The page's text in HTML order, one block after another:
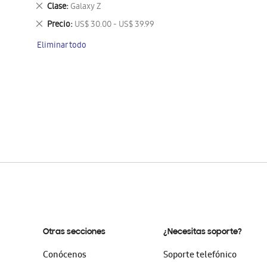
artículo
Clase Galaxy Z
Eliminar
este
artículo
Precio US$ 30.00 - US$ 39.99
Eliminar
artículo
Eliminar todo
Otras secciones
Conócenos
¿Necesitas soporte?
Soporte telefónico